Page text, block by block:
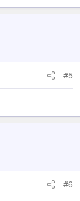
#5
#6